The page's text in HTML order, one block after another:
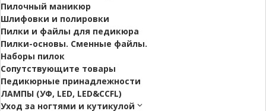
Пилочный маникюр
Шлифовки и полировки
Пилки и файлы для педикюра
Пилки-основы. Сменные файлы.
Наборы пилок
Сопутствующите товары
Педикюрные принадлежности
ЛАМПЫ (УФ, LED, LED&CCFL)
Уход за ногтями и кутикулой